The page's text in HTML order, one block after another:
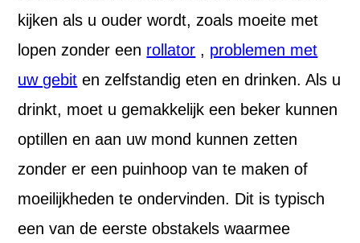
kijken als u ouder wordt, zoals moeite met
lopen zonder een rollator , problemen met
uw gebit en zelfstandig eten en drinken. Als u
drinkt, moet u gemakkelijk een beker kunnen
optillen en aan uw mond kunnen zetten
zonder er een puinhoop van te maken of
moeilijkheden te ondervinden. Dit is typisch
een van de eerste obstakels waarmee